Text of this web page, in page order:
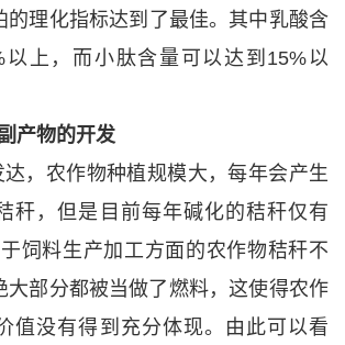
的理化指标达到了最佳。其中乳酸含
以上，而小肽含量可以达到15%以
产物的开发
达，农作物种植规模大，每年会产生
秆，但是目前每年碱化的秸秆仅有
饲料生产加工方面的农作物秸秆不
大部分都被当做了燃料，这使得农作
值没有得到充分体现。由此可以看